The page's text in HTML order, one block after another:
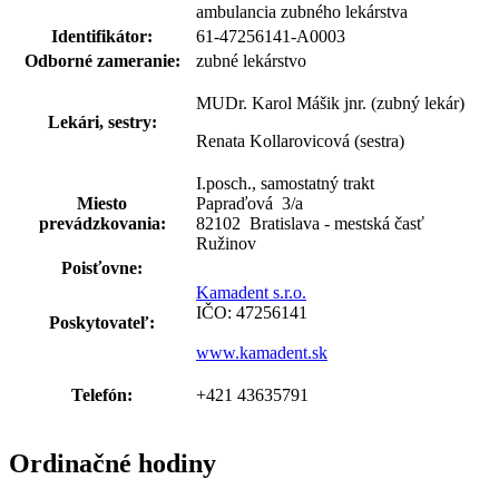
ambulancia zubného lekárstva
Identifikátor:
61-47256141-A0003
Odborné zameranie:
zubné lekárstvo
Lekári, sestry:
MUDr. Karol Mášik jnr. (zubný lekár)
Renata Kollarovicová (sestra)
Miesto
prevádzkovania:
I.posch., samostatný trakt
Papraďová 3/a
82102 Bratislava - mestská časť
Ružinov
Poisťovne:
Poskytovateľ:
Kamadent s.r.o.
IČO: 47256141
www.kamadent.sk
Telefón: +421 43635791
Ordinačné hodiny